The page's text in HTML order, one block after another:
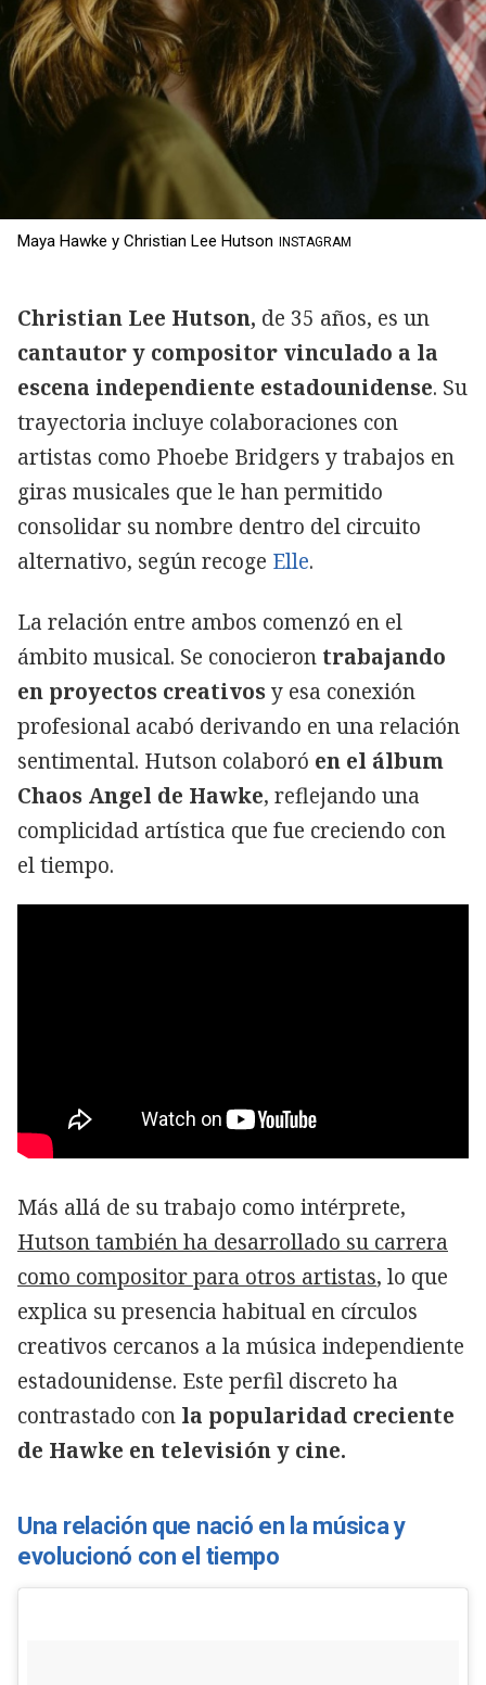
Maya Hawke y Christian Lee Hutson INSTAGRAM
Christian Lee Hutson, de 35 años, es un
cantautor y compositor vinculado a la
escena independiente estadounidense. Su
trayectoria incluye colaboraciones con
artistas como Phoebe Bridgers y trabajos en
giras musicales que le han permitido
consolidar su nombre dentro del circuito
alternativo, según recoge Elle.
La relación entre ambos comenzó en el
ámbito musical. Se conocieron trabajando
en proyectos creativosy esa conexión
profesional acabó derivando en una relación
sentimental. Hutson colaboró en el álbum
Chaos Angel de Hawke, reflejando una
complicidad artística que fue creciendo con
el tiempo.
Más allá de su trabajo como intérprete,
Hutson también ha desarrollado su carrera
como compositor para otros artistas, lo que
explica su presencia habitual en círculos
creativos cercanos a la música independiente
estadounidense. Este perfil discreto ha
contrastado con la popularidad creciente
de Hawke en televisión y cine.
Una relación que nació en la música y
evolucionó con el tiempo